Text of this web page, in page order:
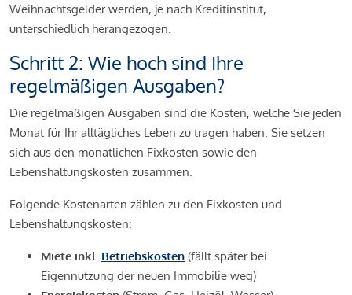
Weihnachtsgelder werden, je nach Kreditinstitut,
unterschiedlich herangezogen.
Schritt 2: Wie hoch sind Ihre
regelmäßigen Ausgaben?
Die regelmäßigen Ausgaben sind die Kosten, welche Sie jeden
Monat für Ihr alltägliches Leben zu tragen haben. Sie setzen
sich aus den monatlichen Fixkosten sowie den
Lebenshaltungskosten zusammen.
Folgende Kostenarten zählen zu den Fixkosten und
Lebenshaltungskosten:
Miete inkl. Betriebskosten (fällt später bei
Eigennutzung der neuen Immobilie weg)